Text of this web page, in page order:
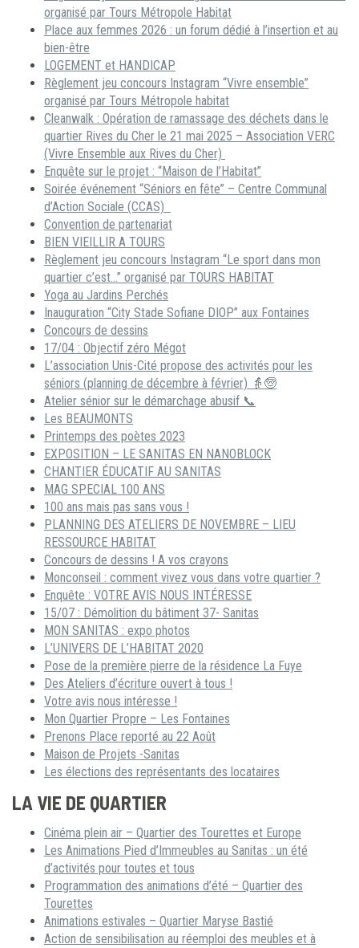
organisé par Tours Métropole Habitat
Place aux femmes 2026 : un forum dédié à l’insertion et au
bien-être
LOGEMENT et HANDICAP
Règlement jeu concours Instagram “Vivre ensemble”
organisé par Tours Métropole habitat
Cleanwalk : Opération de ramassage des déchets dans le
quartier Rives du Cher le 21 mai 2025 – Association VERC
(Vivre Ensemble aux Rives du Cher)
Enquête sur le projet : “Maison de l’Habitat”
Soirée événement “Séniors en fête” – Centre Communal
d’Action Sociale (CCAS)
Convention de partenariat
BIEN VIEILLIR A TOURS
Règlement jeu concours Instagram “Le sport dans mon
quartier c’est…” organisé par TOURS HABITAT
Yoga au Jardins Perchés
Inauguration “City Stade Sofiane DIOP” aux Fontaines
Concours de dessins
17/04 : Objectif zéro Mégot
L’association Unis-Cité propose des activités pour les
séniors (planning de décembre à février) 👵🧓
Atelier sénior sur le démarchage abusif 📞
Les BEAUMONTS
Printemps des poètes 2023
EXPOSITION – LE SANITAS EN NANOBLOCK
CHANTIER ÉDUCATIF AU SANITAS
MAG SPECIAL 100 ANS
100 ans mais pas sans vous !
PLANNING DES ATELIERS DE NOVEMBRE – LIEU
RESSOURCE HABITAT
Concours de dessins ! A vos crayons
Monconseil : comment vivez vous dans votre quartier ?
Enquête : VOTRE AVIS NOUS INTÉRESSE
15/07 : Démolition du bâtiment 37- Sanitas
MON SANITAS : expo photos
L’UNIVERS DE L’HABITAT 2020
Pose de la première pierre de la résidence La Fuye
Des Ateliers d’écriture ouvert à tous !
Votre avis nous intéresse !
Mon Quartier Propre – Les Fontaines
Prenons Place reporté au 22 Août
Maison de Projets -Sanitas
Les élections des représentants des locataires
LA VIE DE QUARTIER
Cinéma plein air – Quartier des Tourettes et Europe
Les Animations Pied d’Immeubles au Sanitas : un été
d’activités pour toutes et tous
Programmation des animations d’été – Quartier des
Tourettes
Animations estivales – Quartier Maryse Bastié
Action de sensibilisation au réemploi des meubles et à